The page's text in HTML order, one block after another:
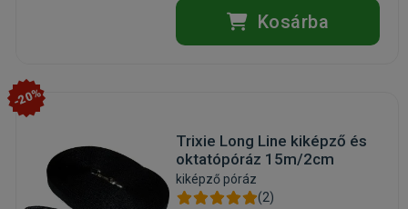
Kosárba
-20%
Trixie Long Line kiképző és
oktatópóráz 15m/2cm
kiképző póráz
(2)